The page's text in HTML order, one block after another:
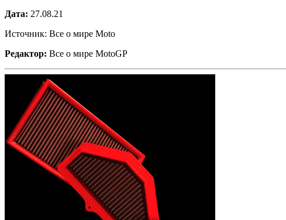
Дата: 27.08.21
Источник: Все о мире Moto
Редактор: Все о мире MotoGP